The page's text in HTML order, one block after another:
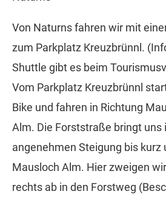
Von Naturns fahren wir mit
zum Parkplatz Kreuzbrünnl.
Shuttle gibt es beim
Vom Parkplatz Kreuzbrünnl
Bike und fahren in Richtung
Alm. Die Forststraße bringt uns
angenehmen Steigung bis kurz
Mausloch Alm. Hier zweigen
rechts ab in den Forstweg